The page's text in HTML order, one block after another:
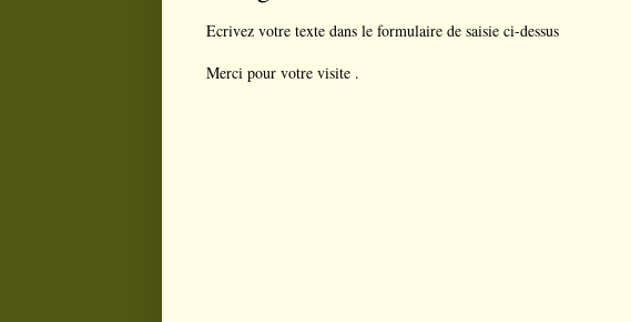
Ecrivez votre texte dans le formulaire de saisie ci-dessus
Merci pour votre visite .